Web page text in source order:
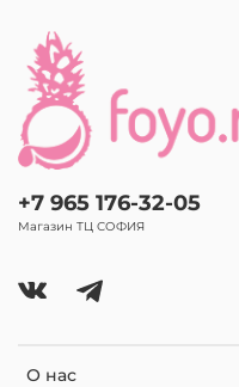
О нас
+7 965 176-32-05
Магазин ТЦ СОФИЯ